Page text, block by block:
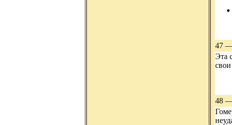
47
Эта
48